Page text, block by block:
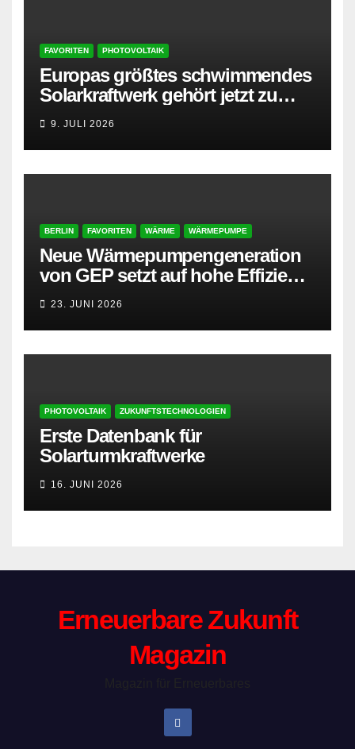
FAVORITEN PHOTOVOLTAIK
Europas größtes schwimmendes
Solarkraftwerk gehört jetzt zu
AMPYR
9. JULI 2026
BERLIN FAVORITEN WÄRME WÄRMEPUMPE
Neue Wärmepumpengeneration
von GEP setzt auf hohe Effizienz
und besonders leisen Betrieb
23. JUNI 2026
PHOTOVOLTAIK ZUKUNFTSTECHNOLOGIEN
Erste Datenbank für
Solarturmkraftwerke
16. JUNI 2026
Erneuerbare Zukunft
Magazin